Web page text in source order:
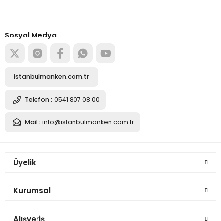
Sosyal Medya
istanbulmanken.com.tr
Telefon : 0541 807 08 00
Mail : info@istanbulmanken.com.tr
Üyelik
Kurumsal
Alışveriş